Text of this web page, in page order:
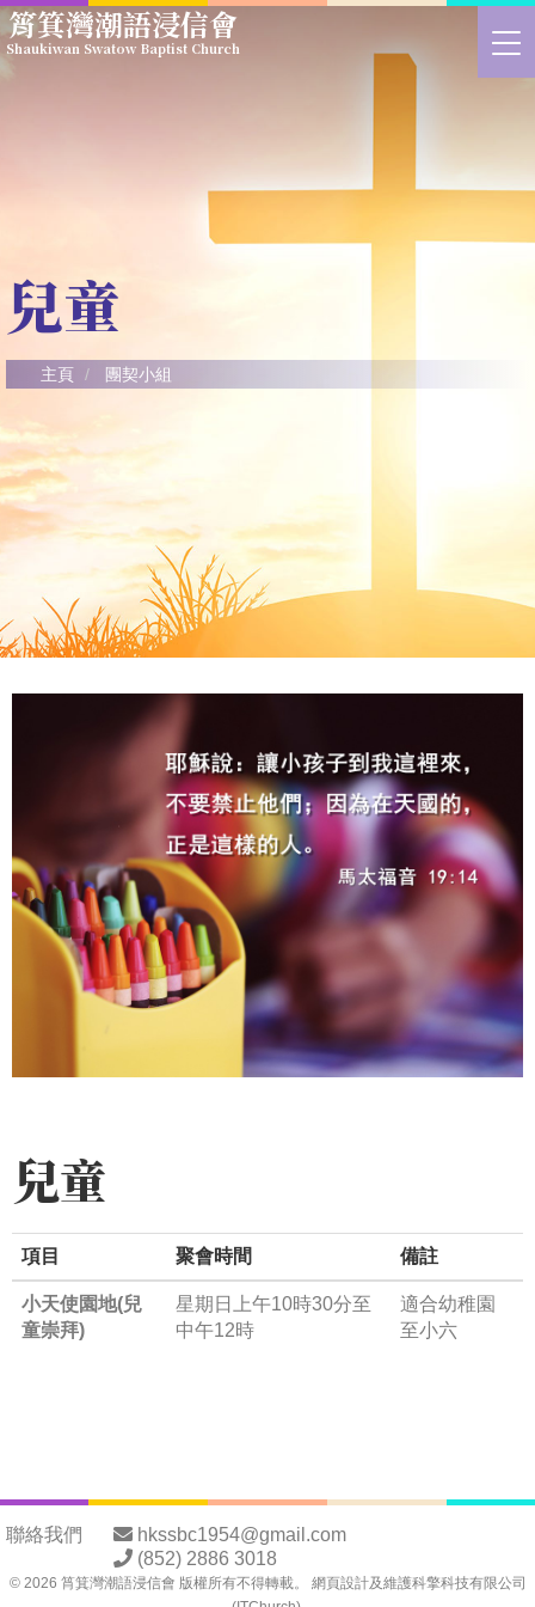
Skip
to
>
切
單
筲箕灣潮語浸信會
Shaukiwan Swatow Baptist Church
兒童
主頁 團契小組
兒童
項目 聚會時間 備註
小天使園地(兒
童崇拜)
星期日上午10時30分至
中午12時
適合幼稚園
至小六
聯絡我們
hkssbc1954@gmail.com
(852) 2886 3018
© 2026 筲箕灣潮語浸信會 版權所有不得轉載。 網頁設計及維護科擎科技有限公司